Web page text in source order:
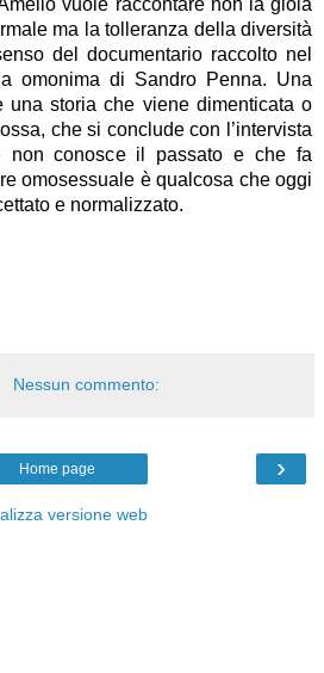
vuole raccontare non la gioia
ma la tolleranza della diversità
del documentario raccolto nel
omonima di Sandro Penna. Una
una storia che viene dimenticata o
che si conclude con l’intervista
non conosce il passato e che fa
omosessuale è qualcosa che oggi
e normalizzato.
Nessun commento:
›
Home page
versione web